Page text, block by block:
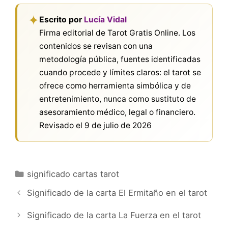
✦Escrito por Lucía Vidal
Firma editorial de Tarot Gratis Online. Los
contenidos se revisan con una
metodología pública, fuentes identificadas
cuando procede y límites claros: el tarot se
ofrece como herramienta simbólica y de
entretenimiento, nunca como sustituto de
asesoramiento médico, legal o financiero.
Revisado el 9 de julio de 2026
Categorías
significado cartas tarot
Significado de la carta El Ermitaño en el tarot
Significado de la carta La Fuerza en el tarot